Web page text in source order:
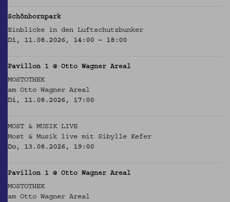
Schönbornpark
Einblicke in den Luftschutzbunker
Di, 11.08.2026, 14:00 – 18:00
Pavillon 1 @ Otto Wagner Areal
MOSTOTHEK
am Otto Wagner Areal
Di, 11.08.2026, 17:00
MOST & MUSIK LIVE
Most & Musik live mit Sibylle Kefer
Do, 13.08.2026, 19:00
Pavillon 1 @ Otto Wagner Areal
MOSTOTHEK
am Otto Wagner Areal